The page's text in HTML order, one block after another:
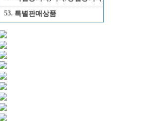
53. 특별판매상품